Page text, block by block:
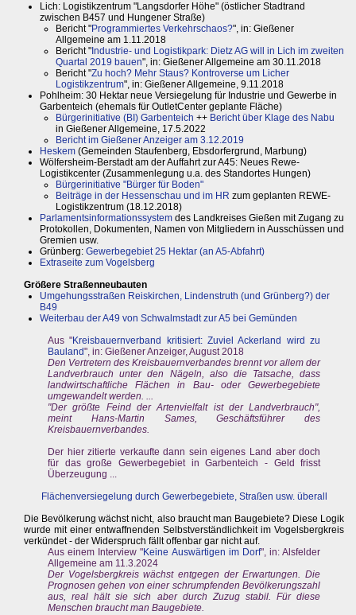
Lich: Logistikzentrum "Langsdorfer Höhe" (östlicher Stadtrand
zwischen B457 und Hungener Straße)
Bericht "Programmiertes Verkehrschaos?", in: Gießener
Allgemeine am 1.11.2018
Bericht " Industrie- und Logistikpark: Dietz AG will in Lich im zweiten
Quartal 2019 bauen", in: Gießener Allgemeine am 30.11.2018
Bericht "Zu hoch? Mehr Staus? Kontroverse um Licher
Logistikzentrum", in: Gießener Allgemeine, 9.11.2018
Pohlheim: 30 Hektar neue Versiegelung für Industrie und Gewerbe in
Garbenteich (ehemals für OutletCenter geplante Fläche)
Bürgerinitiative (BI) Garbenteich ++ Bericht über Klage des Nabu
in Gießener Allgemeine, 17.5.2022
Bericht im Gießener Anzeiger am 3.12.2019
Heskem (Gemeinden Staufenberg, Ebsdorfergrund, Marbung)
Wölfersheim-Berstadt am der Auffahrt zur A45: Neues Rewe-
Logistikcenter (Zusammenlegung u.a. des Standortes Hungen)
Bürgerinitiative "Bürger für Boden"
Beiträge in der Hessenschau und im HR zum geplanten REWE-
Logistikzentrum (18.12.2018)
Parlamentsinformationssystem des Landkreises Gießen mit Zugang zu
Protokollen, Dokumenten, Namen von Mitgliedern in Ausschüssen und
Gremien usw.
Grünberg: Gewerbegebiet 25 Hektar (an A5-Abfahrt)
Extraseite zum Vogelsberg
Größere Straßenneubauten
Umgehungsstraßen Reiskirchen, Lindenstruth (und Grünberg?) der
B49
Weiterbau der A49 von Schwalmstadt zur A5 bei Gemünden
Aus "Kreisbauernverband kritisiert: Zuviel Ackerland wird zu
Bauland", in: Gießener Anzeiger, August 2018
Den Vertretern des Kreisbauernverbandes brennt vor allem der
Landverbrauch unter den Nägeln, also die Tatsache, dass
landwirtschaftliche Flächen in Bau- oder Gewerbegebiete
umgewandelt werden. ...
"Der größte Feind der Artenvielfalt ist der Landverbrauch",
meint Hans-Martin Sames, Geschäftsführer des
Kreisbauernverbandes.
Der hier zitierte verkaufte dann sein eigenes Land aber doch
für das große Gewerbegebiet in Garbenteich - Geld frisst
Überzeugung ...
Flächenversiegelung durch Gewerbegebiete, Straßen usw. überall
Die Bevölkerung wächst nicht, also braucht man Baugebiete? Diese Logik
wurde mit einer entwaffnenden Selbstverständlichkeit im Vogelsbergkreis
verkündet - der Widerspruch fällt offenbar gar nicht auf.
Aus einem Interview "Keine Auswärtigen im Dorf", in: Alsfelder
Allgemeine am 11.3.2024
Der Vogelsbergkreis wächst entgegen der Erwartungen. Die
Prognosen gehen von einer schrumpfenden Bevölkerungszahl
aus, real hält sie sich aber durch Zuzug stabil. Für diese
Menschen braucht man Baugebiete.